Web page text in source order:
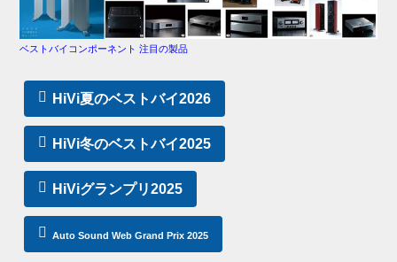
ベストバイコンポーネント 注目の製品
HiVi夏のベストバイ2026
HiVi冬のベストバイ2025
HiViグランプリ2025
Auto Sound Web Grand Prix 2025